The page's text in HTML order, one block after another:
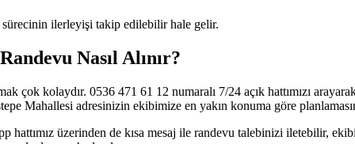
sürecinin ilerleyişi takip edilebilir hale gelir.
Nasıl Alınır?
çok kolaydır. 0536 471 61 12 numaralı 7/24 açık hattımızı
Mahallesi adresinizin ekibimize en yakın konuma göre
hattımız üzerinden de kısa mesaj ile randevu talebinizi iletebilir,